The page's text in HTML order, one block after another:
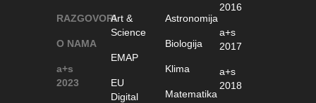
RAZGOVORI
O NAMA
a+s
2023
Art &
Science
EMAP
EU
Digital
Astronomija
Biologija
Klima
Matematika
2016
a+s
2017
a+s
2018